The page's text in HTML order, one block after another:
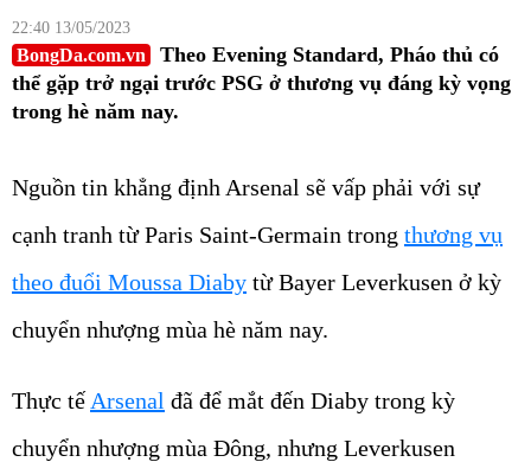
22:40 13/05/2023
BongDa.com.vn
Theo Evening Standard, Pháo thủ có
thể gặp trở ngại trước PSG ở thương vụ đáng kỳ vọng
trong hè năm nay.
Nguồn tin khẳng định Arsenal sẽ vấp phải với sự
cạnh tranh từ Paris Saint-Germain trong thương vụ
theo đuổi Moussa Diaby từ Bayer Leverkusen ở kỳ
chuyển nhượng mùa hè năm nay.
Thực tế Arsenal đã để mắt đến Diaby trong kỳ
chuyển nhượng mùa Đông, nhưng Leverkusen